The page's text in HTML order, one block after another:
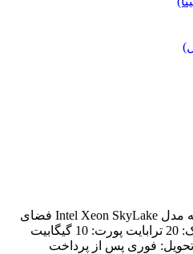
رم: 4 گیگابایت پردازنده: 2 هسته مدل Intel Xeon SkyLake فضای
هارد: 40 گیگابایت NVMe ترافیک: 20 ترابایت پورت: 10 گیگابیت
فوری پس از پرداخت